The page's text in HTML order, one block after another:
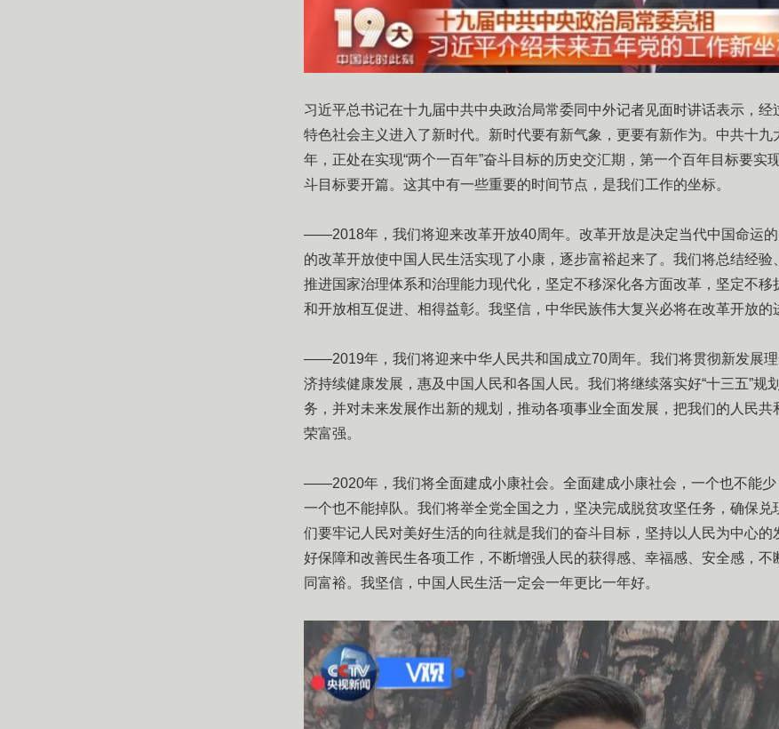
习近平总书记在十九届中共中央政治局常委同中外记者见面时讲话表示，经
特色社会主义进入了新时代。新时代要有新气象，更要有新作为。中共十九
年，正处在实现“两个一百年”奋斗目标的历史交汇期，第一个百年目标要实
斗目标要开篇。这其中有一些重要的时间节点，是我们工作的坐标。
——2018年，我们将迎来改革开放40周年。改革开放是决定当代中国命运
的改革开放使中国人民生活实现了小康，逐步富裕起来了。我们将总结经验
推进国家治理体系和治理能力现代化，坚定不移深化各方面改革，坚定不移
和开放相互促进、相得益彰。我坚信，中华民族伟大复兴必将在改革开放的
——2019年，我们将迎来中华人民共和国成立70周年。我们将贯彻新发展
济持续健康发展，惠及中国人民和各国人民。我们将继续落实好“十三五”规
务，并对未来发展作出新的规划，推动各项事业全面发展，把我们的人民共
荣富强。
——2020年，我们将全面建成小康社会。全面建成小康社会，一个也不能少
一个也不能掉队。我们将举全党全国之力，坚决完成脱贫攻坚任务，确保兑
们要牢记人民对美好生活的向往就是我们的奋斗目标，坚持以人民为中心的
好保障和改善民生各项工作，不断增强人民的获得感、幸福感、安全感，不
同富裕。我坚信，中国人民生活一定会一年更比一年好。